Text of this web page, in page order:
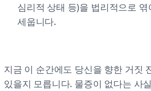
심리적 상태 등)을 법리적으로
세웁니다.
지금 이 순간에도 당신을 향한 거짓
있을지 모릅니다. 물증이 없다는 사